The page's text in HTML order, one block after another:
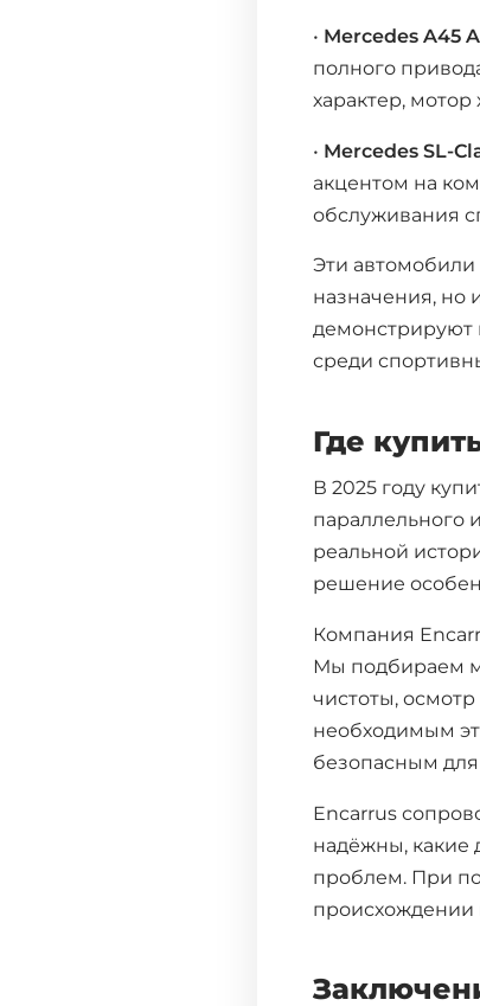
• Mercedes A45
полного
характер,
• Mercedes SL-
акцентом на
обслуживания
Эти автомобили
назначения, но
демонстрируют
среди
Где
В 2025 году
параллельного
реальной
решение
Компания
Мы подбираем
чистоты,
необходимым
безопасным для
Encarrus
надёжны, какие
проблем. При
происхождении